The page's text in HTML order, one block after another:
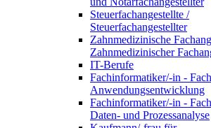
Steuerfachangestellte /
Steuerfachangestellter
Zahnmedizinische
Zahnmedizinischer
IT-Berufe
Fachinformatiker/-in -
Anwendungsentwicklung
Fachinformatiker/-in -
Daten- und Prozessanalyse